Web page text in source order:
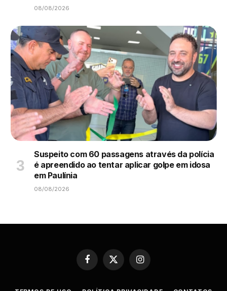
08/08/2026
Suspeito com 60 passagens através da polícia
é apreendido ao tentar aplicar golpe em idosa
em Paulínia
08/08/2026
Facebook
X
Instagram